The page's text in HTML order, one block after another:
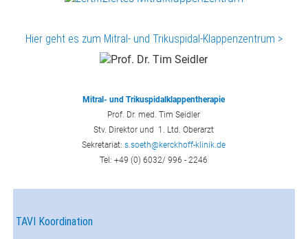
Hier geht es zum Mitral- und Trikuspidal-Klappenzentrum >
Mitral- und Trikuspidalklappentherapie
Prof. Dr. med. Tim Seidler
Stv. Direktor und 1. Ltd. Oberarzt
Sekretariat:s.soeth@kerckhoff-klinik.de
Tel: +49 (0) 6032/ 996 - 2246
TAVI Koordination